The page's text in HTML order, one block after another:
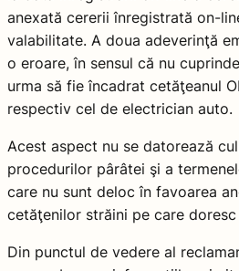
anexată cererii înregistrată on-
valabilitate. A doua adeverinţă
o eroare, în sensul că nu
urma să fie încadrat cetăţeanul
respectiv cel de electrician auto.
Acest aspect nu se datorează
procedurilor pârâtei şi a
care nu sunt deloc în favoarea
cetăţenilor străini pe care
Din punctul de vedere al